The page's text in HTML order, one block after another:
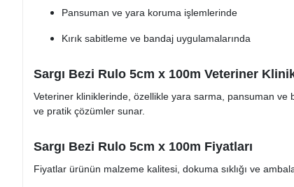
Pansuman ve yara koruma işlemlerinde
Kırık sabitleme ve bandaj uygulamalarında
Sargı Bezi Rulo 5cm x 100m Veteriner
Veteriner kliniklerinde, özellikle yara sarma, pansuman ve
ve pratik çözümler sunar.
Sargı Bezi Rulo 5cm x 100m Fiyatları
Fiyatlar ürünün malzeme kalitesi, dokuma sıklığı ve